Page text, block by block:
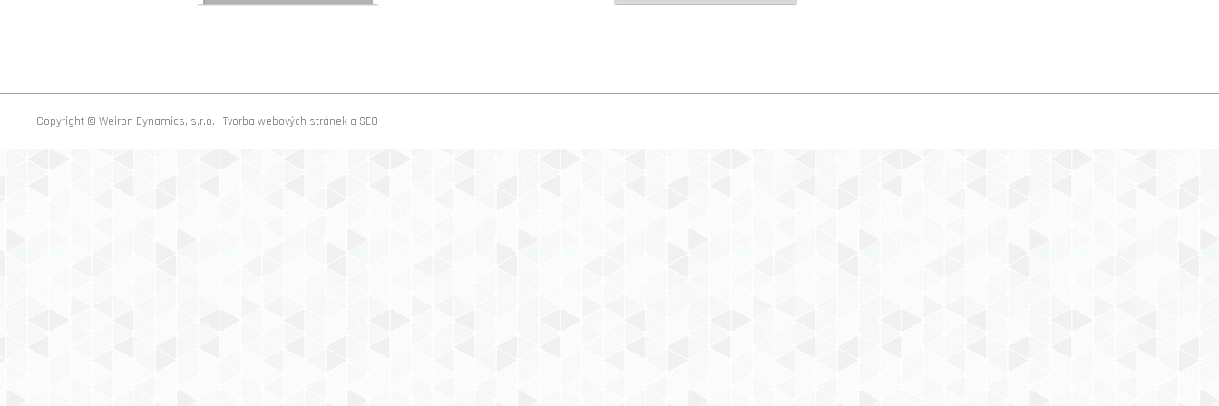
Copyright © Weiron Dynamics, s.r.o. | Tvorba webových stránek a SEO